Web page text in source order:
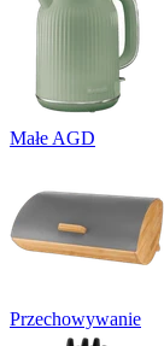
Małe AGD
Przechowywanie